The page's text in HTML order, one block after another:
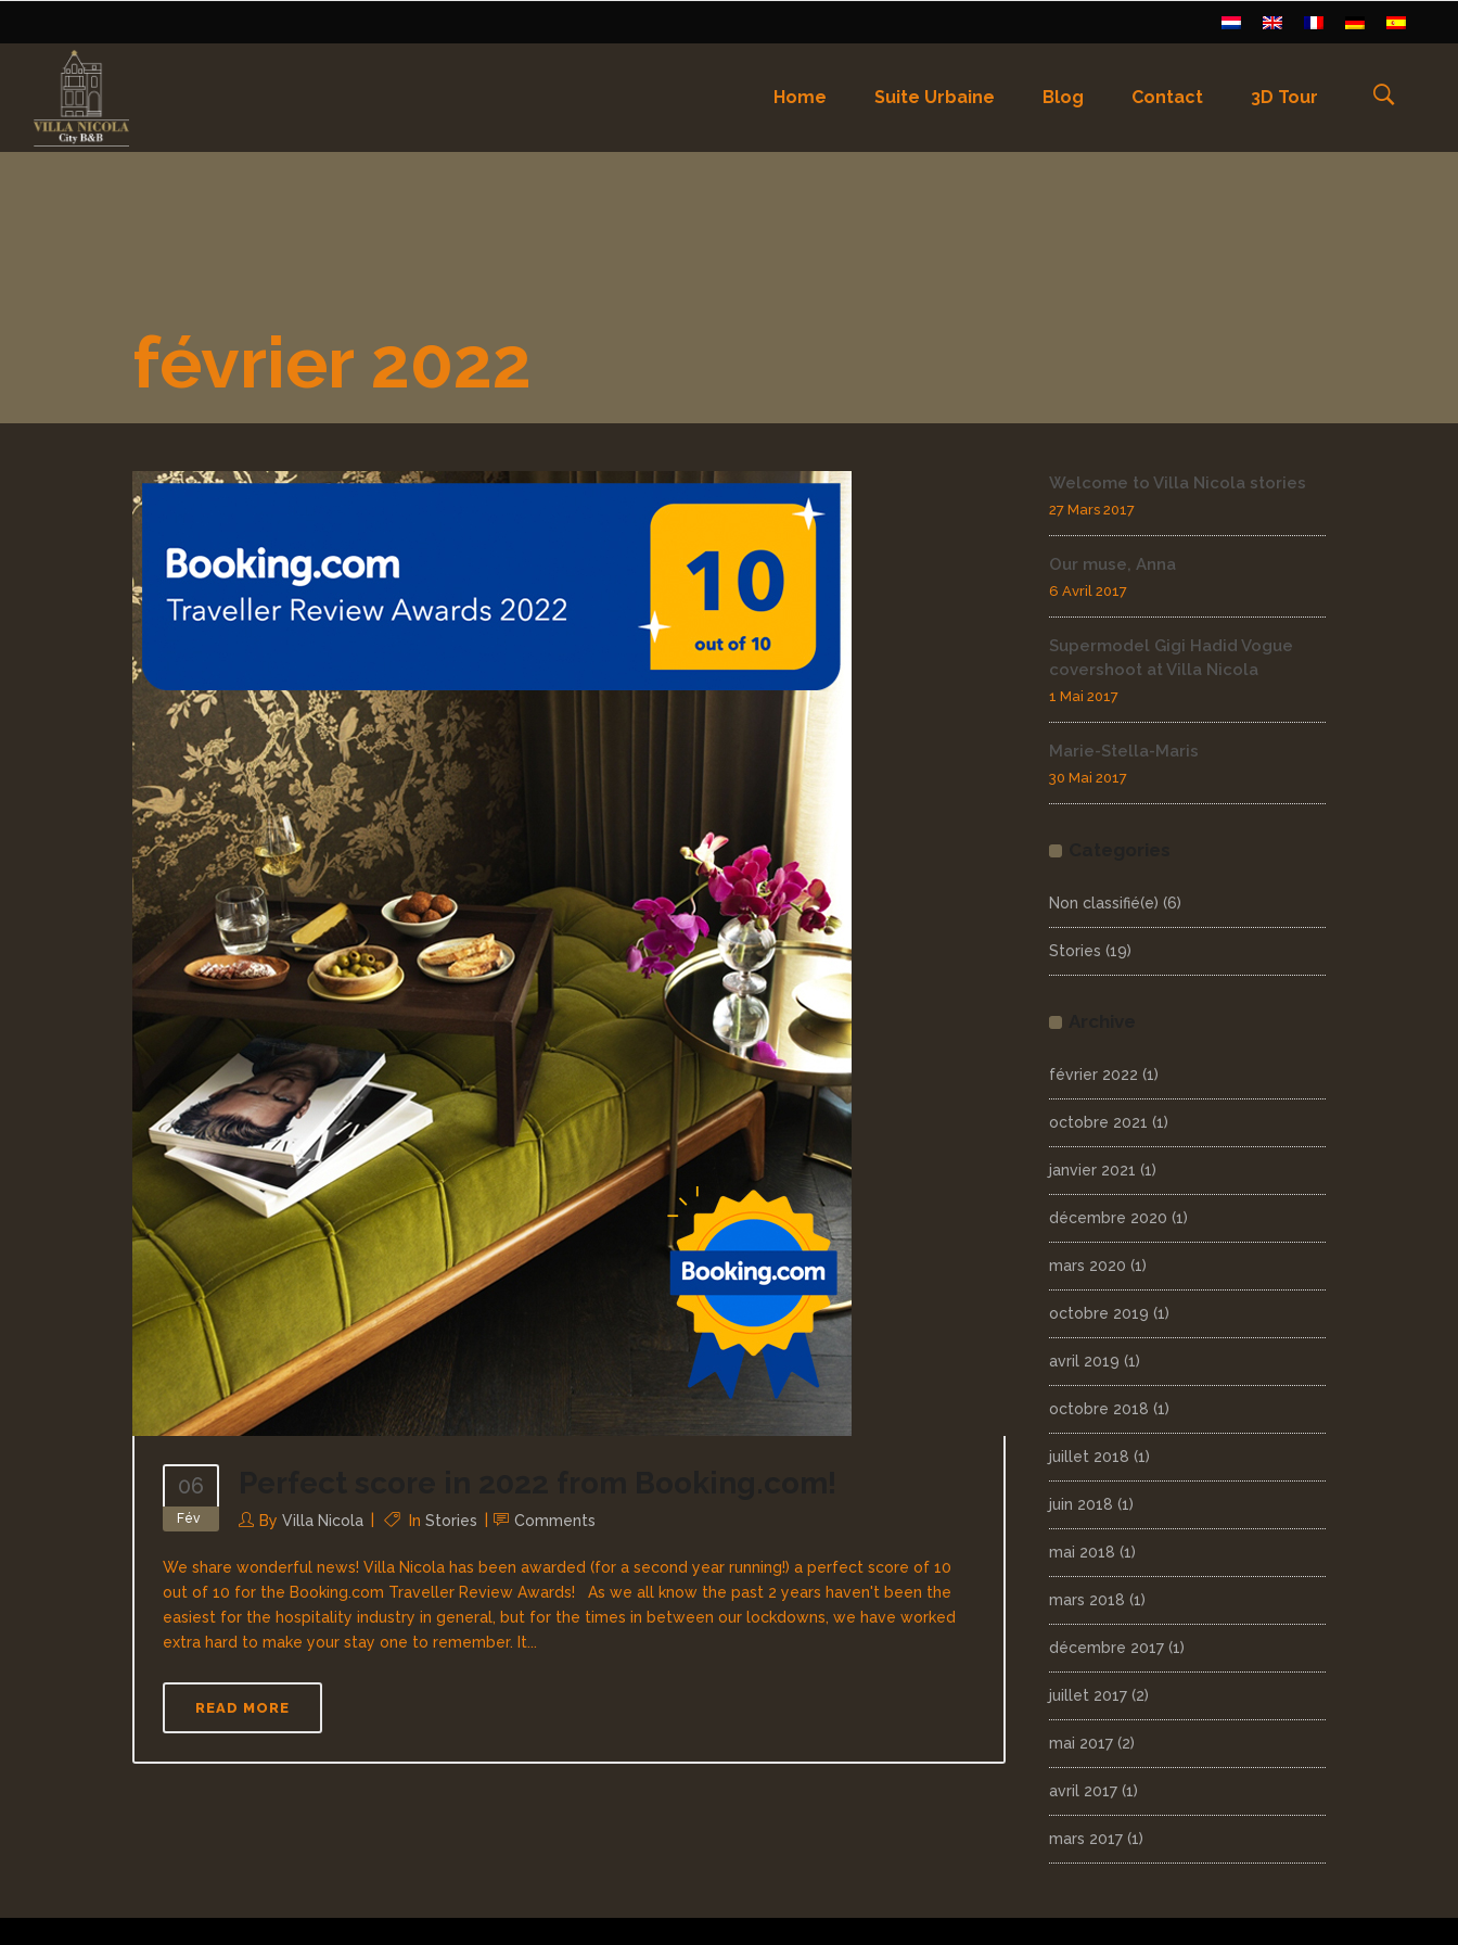
Home Suite Urbaine Blog Contact 3D Tour
février 2022
06
Fév By Villa Nicola In Stories Comments
We share wonderful news! Villa Nicola has been awarded (for a second year running!) a perfect score of 10
out of 10 for the Booking.com Traveller Review Awards! As we all know the past 2 years haven't been the
easiest for the hospitality industry in general, but for the times in between our lockdowns, we have worked
extra hard to make your stay one to remember. It...
READ MORE
Welcome to Villa Nicola stories
27 Mars 2017
Our muse, Anna
6 Avril 2017
Supermodel Gigi Hadid Vogue
covershoot at Villa Nicola
1 Mai 2017
Marie-Stella-Maris
30 Mai 2017
Non classifié(e) (6)
Stories (19)
février 2022 (1)
octobre 2021 (1)
janvier 2021 (1)
décembre 2020 (1)
mars 2020 (1)
octobre 2019 (1)
avril 2019 (1)
octobre 2018 (1)
juillet 2018 (1)
juin 2018 (1)
mai 2018 (1)
mars 2018 (1)
décembre 2017 (1)
juillet 2017 (2)
mai 2017 (2)
avril 2017 (1)
mars 2017 (1)